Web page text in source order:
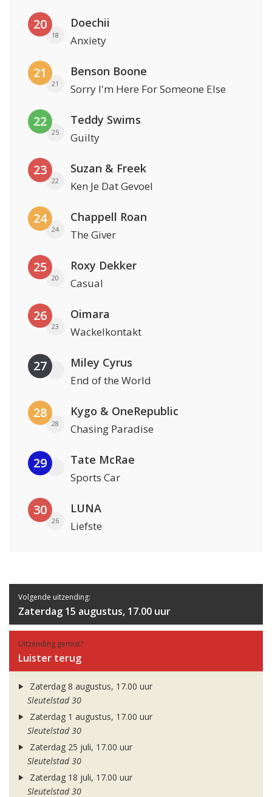
20
18
Doechii
Anxiety
21
21
Benson Boone
Sorry I'm Here For Someone Else
22
25
Teddy Swims
Guilty
23
22
Suzan & Freek
Ken Je Dat Gevoel
24
24
Chappell Roan
The Giver
25
20
Roxy Dekker
Casual
26
23
Oimara
Wackelkontakt
27 Miley Cyrus
End of the World
28
28
Kygo & OneRepublic
Chasing Paradise
29 Tate McRae
Sports Car
30
26
LUNA
Liefste
Volgende uitzending:
Zaterdag 15 augustus, 17.00 uur
Uitzending gemist?
Luister terug
Zaterdag 8 augustus, 17.00 uur
Sleutelstad 30
Zaterdag 1 augustus, 17.00 uur
Sleutelstad 30
Zaterdag 25 juli, 17.00 uur
Sleutelstad 30
Zaterdag 18 juli, 17.00 uur
Sleutelstad 30